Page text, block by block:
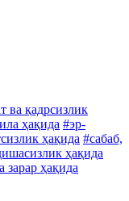
ва қадрсизлик
ҳақида #эр-
ҳақида #сабаб,
ҳақида
зарар ҳақида